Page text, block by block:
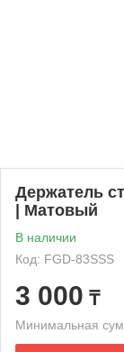
Держатель
| Матовый
В наличии
Код: FGD-83SSS
3 000 ₸
Минимальная